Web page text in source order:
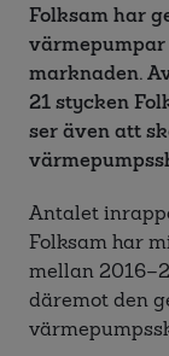
Folksam har
värmepumpar
marknaden.
21 stycken
ser även att
Antalet
Folksam har
mellan
däremot den